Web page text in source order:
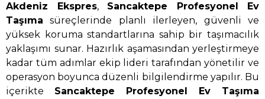
Akdeniz Ekspres, Sancaktepe Profesyonel Ev
Taşıma süreçlerinde planlı ilerleyen, güvenli ve
yüksek koruma standartlarına sahip bir taşımacılık
yaklaşımı sunar. Hazırlık aşamasından yerleştirmeye
kadar tüm adımlar ekip lideri tarafından yönetilir ve
operasyon boyunca düzenli bilgilendirme yapılır. Bu
içerikte Sancaktepe Profesyonel Ev Taşıma